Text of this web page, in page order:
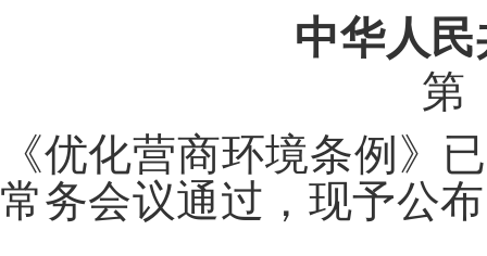
中华人
《优化营商环境条例》
常务会议通过，现予公